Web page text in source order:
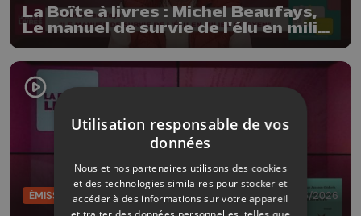
La Boîte à livres : Michel Beaufays,
Le manuel de survie de l'élu en milieu
citoyen (Edition Dominique
Dehareng)
ÉMISSIONS 19/05/2026
Utilisation responsable de vos
données
Nous et nos partenaires utilisons des cookies
et des technologies similaires pour stocker et
accéder à des informations sur votre appareil